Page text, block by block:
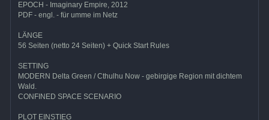
EPOCH - Imaginary Empire, 2012
PDF - engl. - für umme im Netz
LÄNGE
56 Seiten (netto 24 Seiten) + Quick Start Rules
SETTING
MODERN Delta Green / Cthulhu Now - gebirgige Region mit dichtem
Wald.
CONFINED SPACE SCENARIO
PLOT EINSTIEG